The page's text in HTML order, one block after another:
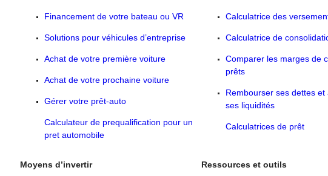
Financement de votre bateau ou VR
Solutions pour véhicules d’entreprise
Achat de votre première voiture
Achat de votre prochaine voiture
Gérer votre prêt-auto
Calculateur de prequalification pour un
pret automobile
Calculatrice des
Calculatrice de
Comparer les marges de
prêts
Rembourser ses dettes et
ses liquidités
Calculatrices de prêt
Moyens d’invertir Ressources et outils